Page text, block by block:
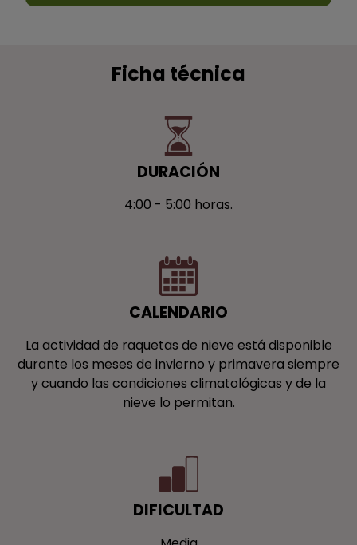
Ficha técnica
DURACIÓN
4:00 - 5:00 horas.
CALENDARIO
La actividad de raquetas de nieve está disponible
durante los meses de invierno y primavera siempre
y cuando las condiciones climatológicas y de la
nieve lo permitan.
DIFICULTAD